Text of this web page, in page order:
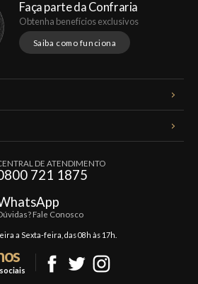
Faça parte da Confraria
Obtenha benefícios exclusivos
Saiba como funciona
DE ATENDIMENTO
721 1875
Fale Conosco
a Sexta-feira, das 08h às 17h.